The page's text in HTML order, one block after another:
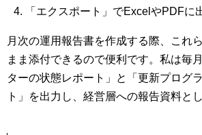
「エクスポート」でExcelやPDFに
月次の運用報告書を作成する際、これ
まま添付できるので便利です。私は毎
ターの状態レポート」と「更新プログ
ト」を出力し、経営層への報告資料と